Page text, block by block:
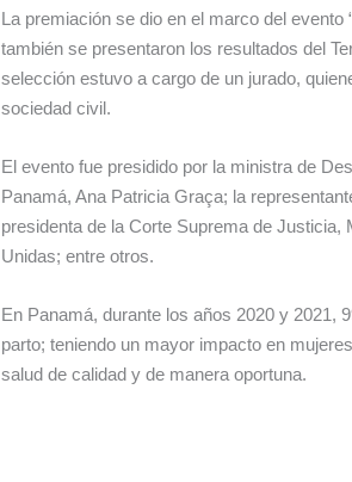
La premiación se dio en el marco del
también se presentaron los resultados del
selección estuvo a cargo de un jurado,
sociedad civil.
El evento fue presidido por la ministra de
Panamá, Ana Patricia Graça; la
presidenta de la Corte Suprema de
Unidas; entre otros.
En Panamá, durante los años 2020 y 2021,
parto; teniendo un mayor impacto en
salud de calidad y de manera oportuna.